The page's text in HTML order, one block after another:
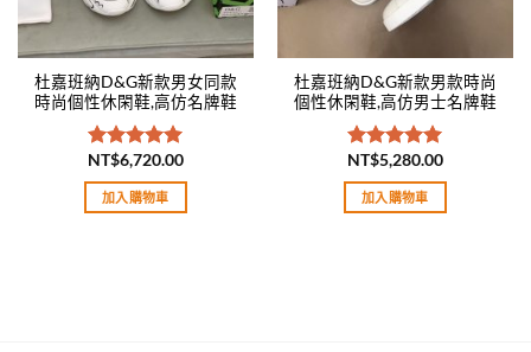
杜嘉班納D&G新款男女同款
時尚個性休閑鞋,高仿名牌鞋
評分5.00
滿分 5
NT$6,720.00
加入購物車
杜嘉班納D&G新款男款時尚
個性休閑鞋,高仿男士名牌鞋
評分5.00
滿分 5
NT$5,280.00
加入購物車